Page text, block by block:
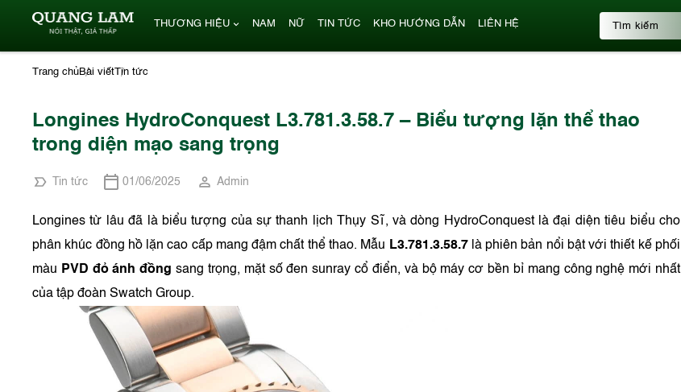
THƯƠNG HIỆU NAM NỮ TIN TỨC KHO HƯỚNG DẪN LIÊN HỆ
Trang chủBài viếtTin tức
Longines HydroConquest L3.781.3.58.7 – Biểu tượng lặn thể thao
trong diện mạo sang trọng
Tin tức 01/06/2025 Admin
Longines từ lâu đã là biểu tượng của sự thanh lịch Thụy Sĩ, và dòng HydroConquest là đại diện tiêu biểu cho
phân khúc đồng hồ lặn cao cấp mang đậm chất thể thao. Mẫu L3.781.3.58.7là phiên bản nổi bật với thiết kế phối
màu PVD đỏ ánh đồng sang trọng, mặt số đen sunray cổ điển, và bộ máy cơ bền bỉ mang công nghệ mới nhất
của tập đoàn Swatch Group.